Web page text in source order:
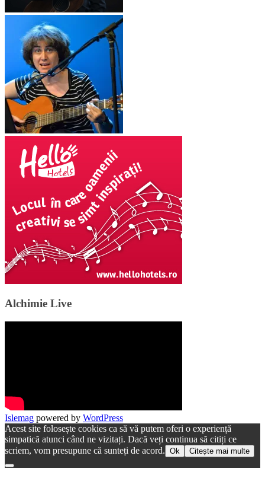
Alchimie Live
Islemag powered by WordPress
Acest site folosește cookies ca să vă putem oferi o experiență
simpatică atunci când ne vizitați. Dacă veți continua să citiți ce
scriem, vom presupune că sunteți de acord. Ok Citește mai multe